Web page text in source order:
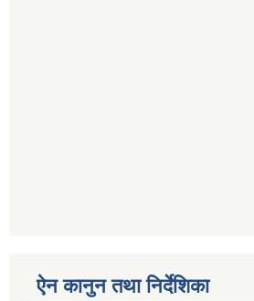
ऐन कानुन तथा निर्देशिका